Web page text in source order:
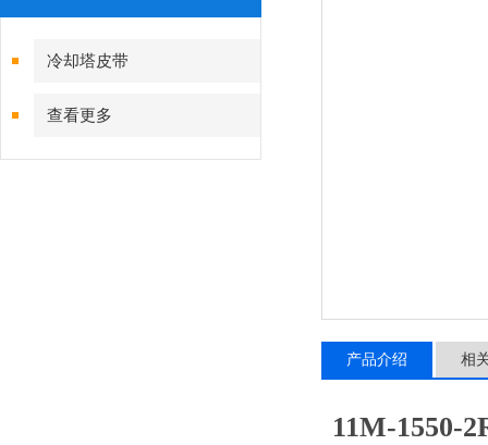
冷却塔皮带
查看更多
产品介绍 相
11M-1550-